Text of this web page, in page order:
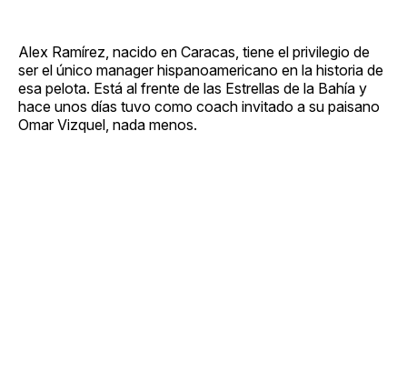
Alex Ramírez, nacido en Caracas, tiene el privilegio de
ser el único manager hispanoamericano en la historia de
esa pelota. Está al frente de las Estrellas de la Bahía y
hace unos días tuvo como coach invitado a su paisano
Omar Vizquel, nada menos.